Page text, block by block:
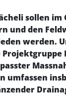
sollen im
und den
werden.
umfassen